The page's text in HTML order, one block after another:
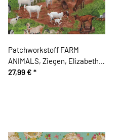
Patchworkstoff FARM
ANIMALS, Ziegen, Elizabeth's
Studio
27,99 € *